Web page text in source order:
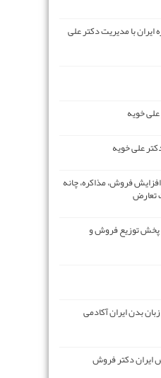
با مدیریت دکتر علی
خویه
افزایش فروش، مذاکره، چانه
تعارض
پخش توزیع فروش و
بدن ایران آکادمی
دکتر فروش